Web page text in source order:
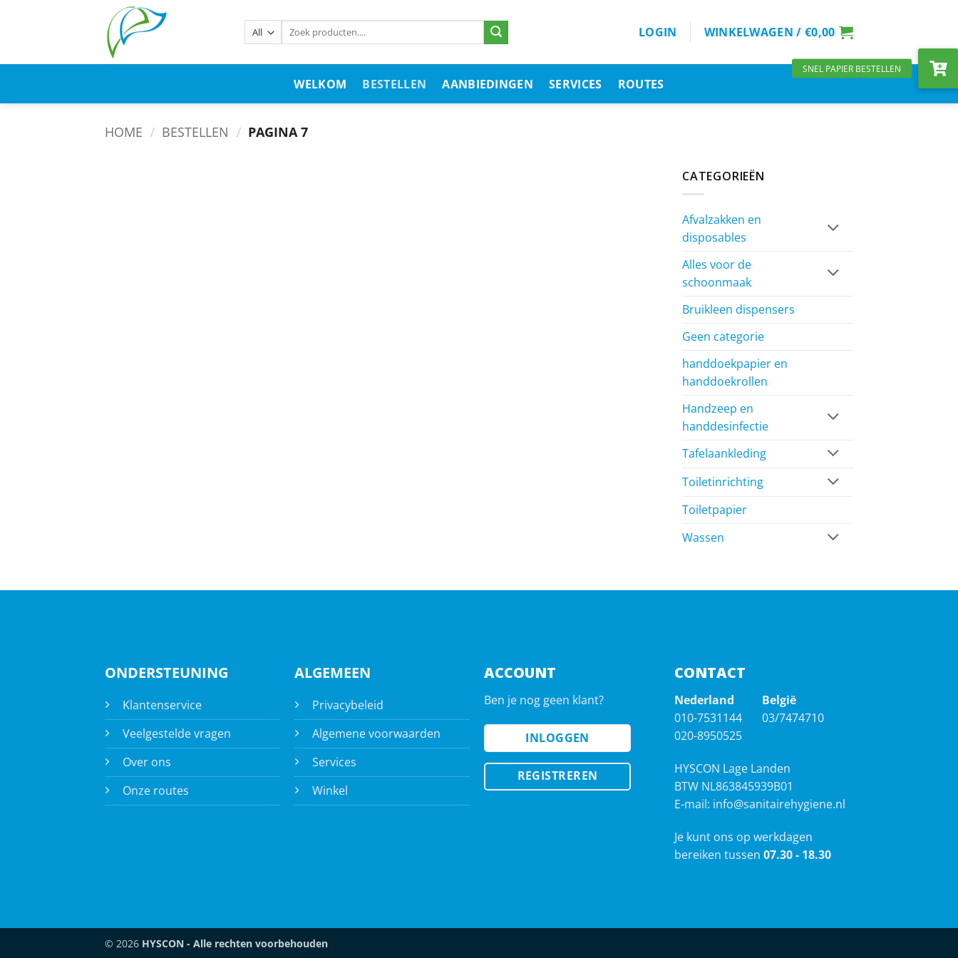
LOGIN WINKELWAGEN /€0,00
WELKOM BESTELLEN AANBIEDINGEN SERVICES ROUTES
HOME / BESTELLEN / PAGINA 7
CATEGORIEËN
Afvalzakken en
disposables
Alles voor de
schoonmaak
Bruikleen dispensers
Geen categorie
handdoekpapier en
handdoekrollen
Handzeep en
handdesinfectie
Tafelaankleding
Toiletinrichting
Toiletpapier
Wassen
ONDERSTEUNING
Klantenservice
Veelgestelde vragen
Over ons
Onze routes
ALGEMEEN
Privacybeleid
Algemene voorwaarden
Services
Winkel
ACCOUNT
Ben je nog geen klant?
INLOGGEN
REGISTREREN
CONTACT
Nederland
010-7531144
020-8950525
België
03/7474710
HYSCON Lage Landen
BTW NL863845939B01
E-mail: info@sanitairehygiene.nl
Je kunt ons op werkdagen
bereiken tussen 07.30 - 18.30
© 2026 HYSCON - Alle rechten voorbehouden